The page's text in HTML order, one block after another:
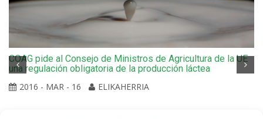
COAG pide al Consejo de Ministros de Agricultura de la UE
una regulación obligatoria de la producción láctea
2016 - MAR - 16
ELIKAHERRIA